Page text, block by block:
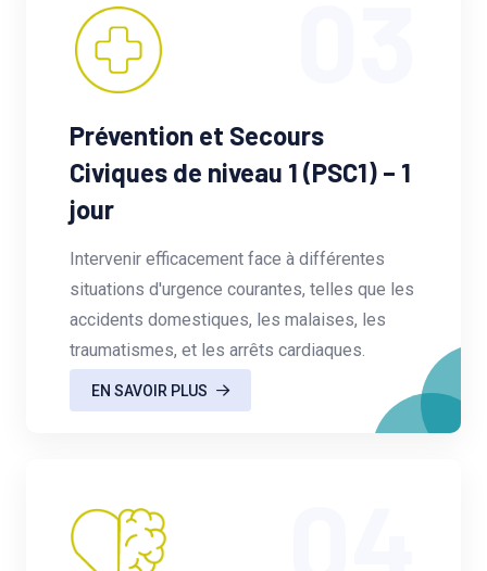
Prévention et Secours
Civiques de niveau 1 (PSC1) – 1
jour
Intervenir efficacement face à différentes
situations d'urgence courantes, telles que les
accidents domestiques, les malaises, les
traumatismes, et les arrêts cardiaques.
EN SAVOIR PLUS